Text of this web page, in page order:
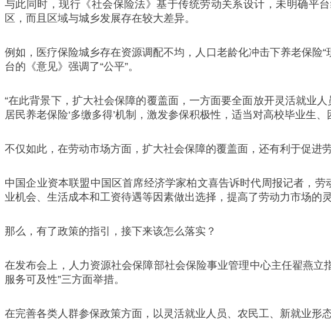
与此同时，现行《社会保险法》基于传统劳动关系设计，未明确平
区，而且区域与城乡发展存在较大差异。
例如，医疗保险城乡存在资源调配不均，人口老龄化冲击下养老保险
台的《意见》强调了“公平”。
“在此背景下，扩大社会保障的覆盖面，一方面要全面放开灵活就业
居民养老保险‘多缴多得’机制，激发参保积极性，适当对高校毕业生、
不仅如此，在劳动市场方面，扩大社会保障的覆盖面，还有利于促进
中国企业资本联盟中国区首席经济学家柏文喜告诉时代周报记者，
业机会、生活成本和工资待遇等因素做出选择，提高了劳动力市场的
那么，有了政策的指引，接下来该怎么落实？
在发布会上，人力资源社会保障部社会保险事业管理中心主任翟燕
服务可及性”三方面举措。
在完善各类人群参保政策方面，以灵活就业人员、农民工、新就业形